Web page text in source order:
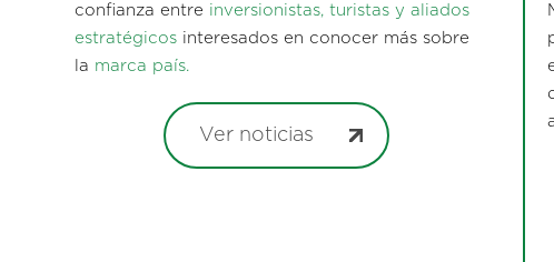
confianza entre inversionistas, turistas y aliados
estratégicos interesados en conocer más sobre
la marca país.
Ver noticias